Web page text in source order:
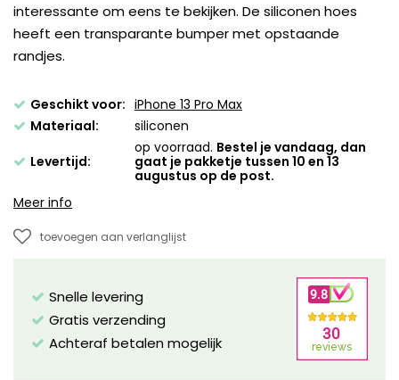
interessante om eens te bekijken. De siliconen hoes
heeft een transparante bumper met opstaande
randjes.
Geschikt voor: iPhone 13 Pro Max
Materiaal:
siliconen
Levertijd:
op voorraad. Bestel je vandaag, dan
gaat je pakketje tussen 10 en 13
augustus op de post.
Meer info
toevoegen aan verlanglijst
Snelle levering
Gratis verzending
Achteraf betalen mogelijk